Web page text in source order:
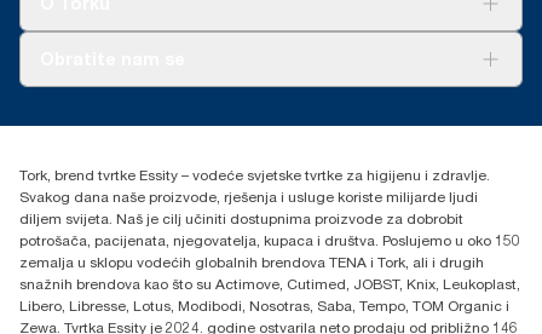
+385 913 900 004
H-1021 Budapest
Budakeszi út 51.
Tork, brend tvrtke Essity – vodeće svjetske tvrtke za higijenu i zdravlje.
Svakog dana naše proizvode, rješenja i usluge koriste milijarde ljudi
diljem svijeta. Naš je cilj učiniti dostupnima proizvode za dobrobit
potrošača, pacijenata, njegovatelja, kupaca i društva. Poslujemo u oko 150
zemalja u sklopu vodećih globalnih brendova TENA i Tork, ali i drugih
snažnih brendova kao što su Actimove, Cutimed, JOBST, Knix, Leukoplast,
Libero, Libresse, Lotus, Modibodi, Nosotras, Saba, Tempo, TOM Organic i
Zewa. Tvrtka Essity je 2024. godine ostvarila neto prodaju od približno 146